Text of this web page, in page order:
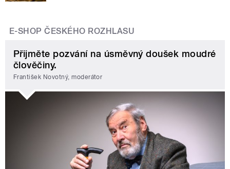
E-SHOP ČESKÉHO ROZHLASU
Přijměte pozvání na úsměvný doušek moudré
člověčiny.
František Novotný, moderátor